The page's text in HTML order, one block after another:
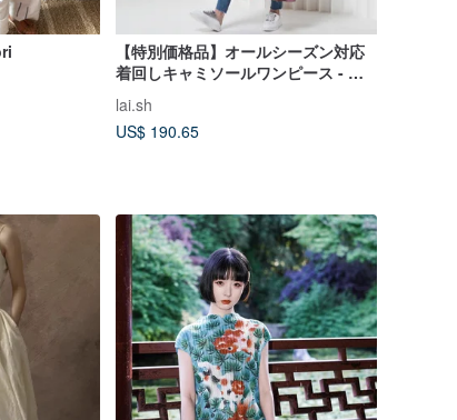
【特別価格品】オールシーズン対応
着回しキャミソールワンピース - ス
lai.sh
US$ 190.65